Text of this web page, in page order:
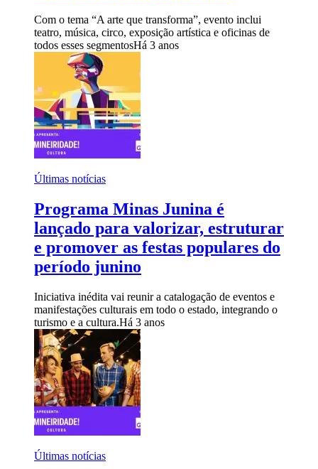
Com o tema “A arte que transforma”, evento inclui
teatro, música, circo, exposição artística e oficinas de
todos esses segmentosHá 3 anos
Últimas notícias
Programa Minas Junina é
lançado para valorizar, estruturar
e promover as festas populares do
período junino
Iniciativa inédita vai reunir a catalogação de eventos e
manifestações culturais em todo o estado, integrando o
turismo e a cultura.Há 3 anos
Últimas notícias